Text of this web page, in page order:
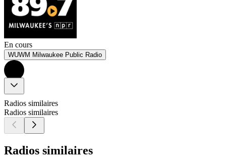
En cours
WUWM Milwaukee Public Radio
Radios similaires
Radios similaires
Radios similaires